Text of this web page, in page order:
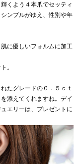
くよう４本爪でセッティ
ンプルがゆえ、性別や年
に優しいフォルムに加工
。
たグレードの０．５ｃｔ
添えてくれますね。デイ
エリーは、プレゼントに